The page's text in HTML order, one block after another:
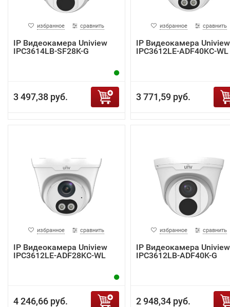
избранное сравнить
IP Видеокамера Uniview
IPC3614LB-SF28K-G
3 497,38 руб.
избранное сравнить
IP Видеокамера Uniview
IPC3612LE-ADF40KC-WL
3 771,59 руб.
избранное сравнить
IP Видеокамера Uniview
IPC3612LE-ADF28KC-WL
4 246,66 руб.
избранное сравнить
IP Видеокамера Uniview
IPC3612LB-ADF40K-G
2 948,34 руб.